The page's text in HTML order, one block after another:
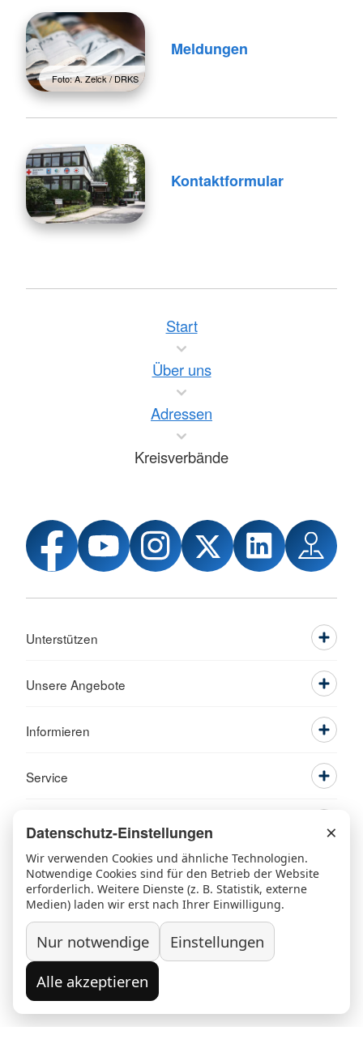
Foto: A. Zelck / DRKS
Meldungen
Kontaktformular
Start
Über uns
Adressen
Kreisverbände
Unterstützen
Unsere Angebote
Informieren
Service
Ansprechpartner Kontakt Beschwerde/Lob
Datenschutz Grundsatzerklärung nach LkSG
Widerruf/Kündigung
© 2026 Kreisverband Rosenheim
Datenschutz-Einstellungen ×
Wir verwenden Cookies und ähnliche Technologien.
Notwendige Cookies sind für den Betrieb der Website
erforderlich. Weitere Dienste (z. B. Statistik, externe
Medien) laden wir erst nach Ihrer Einwilligung.
Nur notwendige
Einstellungen
Alle akzeptieren